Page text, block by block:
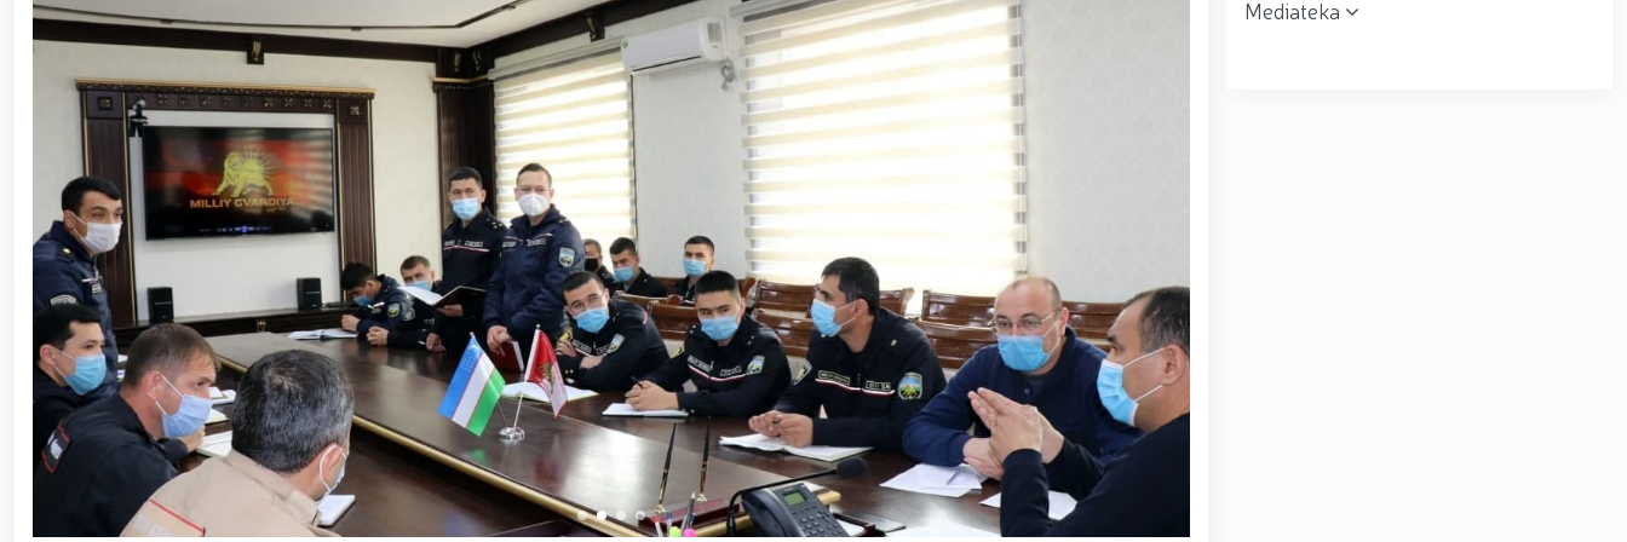
ishchi guruhining yoshlar bilan uchrashuvi tadbirlari doirasida muddatdi harbiy xizmatchilarga sertifikatlar topshirildi. // Milliy gvardiya qo‘mondoni, general-
polkovnik B.Tashmatov poytaxtimizdagi manzilli ishlari davomida yoshlar bilan uchrashib, ular bilan ochiq muloqot o‘tkazdi. // Farg‘ona viloyatida jinoyat sodir
etishga moyil shaxslar yashash manzillarida tezkor tadbirlar o‘tkazildi. // “8-mart – Xalqaro xotin qizlar kuni” munosabati bilan Milliy gvardiya tizimida faoliyat
yuritib kyelayotgan ayollar uchun tantanali bayram tadbiri tashkil etildi // Moliyaviy shaffoflik va korrupsiyadan xoli muhitni ta’minlash bo‘yicha o‘quv yig‘ini
o‘tkazildi // Ajdodlar merosi – milliy gʻurur va vatanparvarlik manbai // General-polkovnik B.Tashmatov Toshkent “Temurbeklar maktabi” harbiy akademik
litseyi faoliyati bilan yaqindan tanishdi. //Milliy gvardiya qo‘mondoni, general-polkovnik B.Tashmatov Sirdaryo va Jizzax viloyatida o'rganish ishlarini olib bordi
// “Harbiy taʼlim tizimida ilm-fan va pedagogik texnologiyalarni rivojlantirish istiqbollari” mavzusida respublika harbiy ilmiy-amaliy konferensiyasi tashkil
etildi. //Milliy gvardiya qo‘mondoni general-polkovnik B.Tashmatov ilk manzilli ishlarini Yunusobod tumanida amalga oshirdi. // Samarqand va Buxoro
viloyatalarida xavfsiz muhitni yaratish va jamoat xavfsizligini ishonchli taʼminlash boʻyicha manzilli ishlar amalga oshirildi. // Yoshlar siyosatiga oid ustuvor
vazifalar doimiy e’tiborda. // Milliy gvardiya qoʻmondoni general-polkovnik B.Tashmatov Oʻzbekiston huquqni muhofaza qilish organlarining Qoʻl jangi
federatsiyasi raisi etib saylandi. // Milliy gvardiya shaxsiy tarkibining jangovar salohiyati, jismoniy va ma'naviy tayyorgarligini mustahkamlash hamda zamon
talablariga mos takomillashtirishga qaratilgan ishlar davom ettirilmoqda. // Tizim fidoyilari hurmat va ehtirom bilan nafaqaga kuzatildi. // “Kitobxon harbiy
oilalar” mavzusida adabiy-badiiy kecha tashkil etildi / / Vatanparvarlik oyligi doirasidagi tadbirlar / / Toshkentda qidiruvda bo‘lgan shaxs qo‘lga olindi / /
“Jasorat” filmi premyerasi bo'lib o'tdi / / Qurolli Kuchlarimiz tashkil etilganining 34 yilligi va 14 yanvar – Vatan himoyachilari kuni munosabati Milliy gvardiyada
bayramona tadbir o‘tkazildi / / Milliy gvardiya qo'mondonining O‘zbekiston Respublikasi Qurolli Kuchlari tashkil etilganining 34 yilligi va Vatan himoyachilari
kuni munosabati bilan bayram tabrigi / / Oʻzbekiston Respublikasi Qurolli Kuchlari tashkil etilganining 34 yilligi hamda 14-yanvar — Vatan himoyachilari kuni
munosabati bilan gvardiyachilar xizmat burchini bajarish chogʻida qahramonlarcha halok boʻlgan safdoshlari xotirasiga bagʻishlab Milliy gvardiya Markaziy
devoni hududida bunyod etilgan yodgorlik majmuasi poyiga gul qoʻyishib, ularning xotirasiga hurmat bajo keltirishdi / / O‘zbekiston Respublikasi Prezidentining
“O‘zbekiston Respublikasi Qurolli Kuchlari tashkil etilganining 34 yilligi hamda Vatan himoyachilari kuni munosabati bilan harbiy xizmatchilar va huquqni
muhofaza qilish organlari xodimlaridan bir guruhini mukofotlash to‘g‘risida”gi Farmoni / / Prezident Shavkat Mirziyoyev Xavfsizlik kengashining kengaytirilgan
yig‘ilishini o‘tkazdi / / Prezident Shavkat Mirziyoyev Toshkent shahri Yunusobod tumanida barpo etilgan yirik quvvatli kogeneratsiya markazi faoliyati bilan
tanishdi / / Moliya, ilg‘or texnologiyalar, madaniyat va turizmning yirik markaziga aylanib borayotgan Toshkent dunyoning zamonaviy megapolislari andozasi
Mediateka